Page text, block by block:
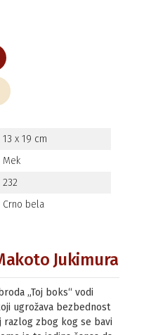
13 x 19 cm
Mek
232
Crno bela
Jukimura
„Toj boks“ vodi
ugrožava bezbednost
razlog zbog kog se bavi